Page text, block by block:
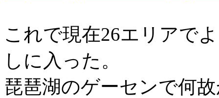
これで現在26エリアで
しに入った。
琵琶湖のゲーセンで何